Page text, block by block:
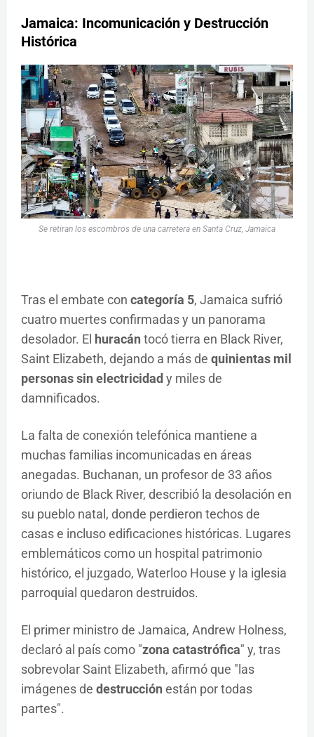
Jamaica: Incomunicación y Destrucción
Histórica
Se retiran los escombros de una carretera en Santa Cruz, Jamaica
Tras el embate con categoría 5, Jamaica sufrió
cuatro muertes confirmadas y un panorama
desolador. El huracán tocó tierra en Black River,
Saint Elizabeth, dejando a más de quinientas mil
personas sin electricidad y miles de
damnificados.
La falta de conexión telefónica mantiene a
muchas familias incomunicadas en áreas
anegadas. Buchanan, un profesor de 33 años
oriundo de Black River, describió la desolación en
su pueblo natal, donde perdieron techos de
casas e incluso edificaciones históricas. Lugares
emblemáticos como un hospital patrimonio
histórico, el juzgado, Waterloo House y la iglesia
parroquial quedaron destruidos.
El primer ministro de Jamaica, Andrew Holness,
declaró al país como "zona catastrófica" y, tras
sobrevolar Saint Elizabeth, afirmó que "las
imágenes de destrucción están por todas
partes".